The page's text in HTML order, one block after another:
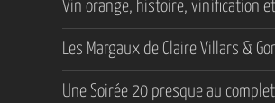
Vin orange, histoire, vinification
Les Margaux de Claire Villars &
Une Soirée 20 presque au complet